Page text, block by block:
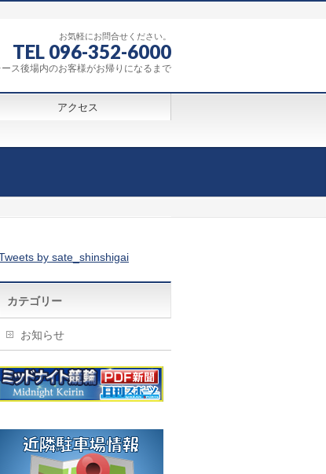
お気軽にお問合せください。
TEL 096-352-6000
ス後場内のお客様がお帰りになるまで
アクセス
by sate_shinshigai
カテゴリー
お知らせ